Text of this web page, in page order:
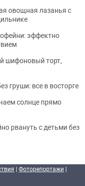
овощная лазанья с
эффектно
шифоновый торт,
груши: все в восторге
солнце прямо
рвануть с детьми без
| Фоторепортажи |